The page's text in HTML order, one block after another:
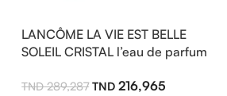
LANCÔME LA VIE EST BELLE
SOLEIL CRISTAL l’eau de parfum
289,287 216,965